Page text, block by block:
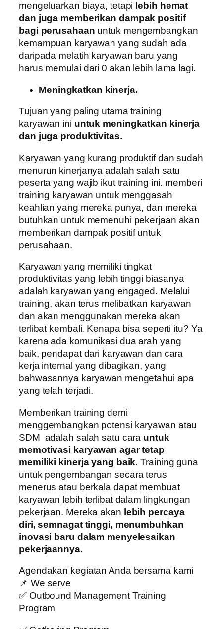
mengeluarkan biaya, tetapi lebih hemat
dan juga memberikan dampak positif
bagi perusahaan untuk mengembangkan
kemampuan karyawan yang sudah ada
daripada melatih karyawan baru yang
harus memulai dari 0 akan lebih lama lagi.
Meningkatkan kinerja.
Tujuan yang paling utama training
karyawan ini untuk meningkatkan kinerja
dan juga produktivitas.
Karyawan yang kurang produktif dan sudah
menurun kinerjanya adalah salah satu
peserta yang wajib ikut training ini. memberi
training karyawan untuk menggasah
keahlian yang mereka punya, dan mereka
butuhkan untuk memenuhi pekerjaan akan
memberikan dampak positif untuk
perusahaan.
Karyawan yang memiliki tingkat
produktivitas yang lebih tinggi biasanya
adalah karyawan yang engaged. Melalui
training, akan terus melibatkan karyawan
dan akan menggunakan mereka akan
terlibat kembali. Kenapa bisa seperti itu? Ya
karena ada komunikasi dua arah yang
baik, pendapat dari karyawan dan cara
kerja internal yang dibagikan, yang
bahwasannya karyawan mengetahui apa
yang telah terjadi.
Memberikan training demi
menggembangkan potensi karyawan atau
SDM adalah salah satu cara untuk
memotivasi karyawan agar tetap
memiliki kinerja yang baik. Training guna
untuk pengembangan secara terus
menerus atau berkala dapat membuat
karyawan lebih terlibat dalam lingkungan
pekerjaan. Mereka akan lebih percaya
diri, semnagat tinggi, menumbuhkan
inovasi baru dalam menyelesaikan
pekerjaannya.
Agendakan kegiatan Anda bersama kami
📌 We serve
✅ Outbound Management Training
Program